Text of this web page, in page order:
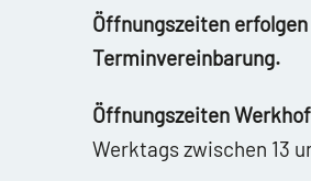
Öffnungszeiten
Terminvereinbarung.
Öffnungszeiten
Werktags zwischen 13